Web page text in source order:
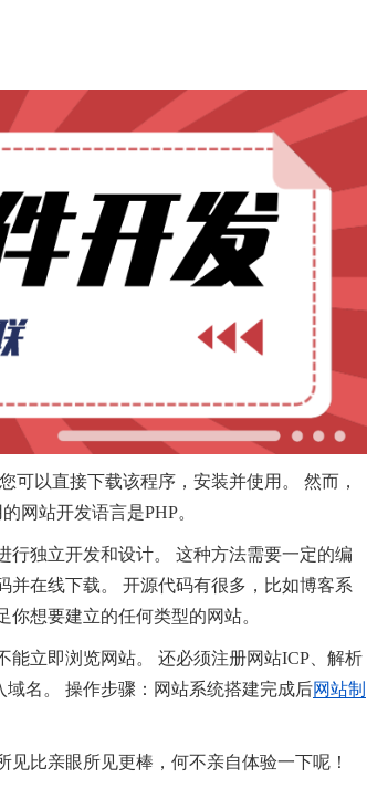
可以直接下载该程序，安装并使用。 然而，
网站开发语言是PHP。
行独立开发和设计。 这种方法需要一定的编
并在线下载。 开源代码有很多，比如博客系
想要建立的任何类型的网站。
能立即浏览网站。 还必须注册网站ICP、解析
名。 操作步骤：网站系统搭建完成后网站制
比亲眼所见更棒，何不亲自体验一下呢！